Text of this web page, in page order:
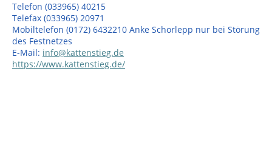
Telefon (033965) 40215
Telefax (033965) 20971
Mobiltelefon (0172) 6432210 Anke Schorlepp nur bei Störung
des Festnetzes
E-Mail: info@kattenstieg.de
https://www.kattenstieg.de/